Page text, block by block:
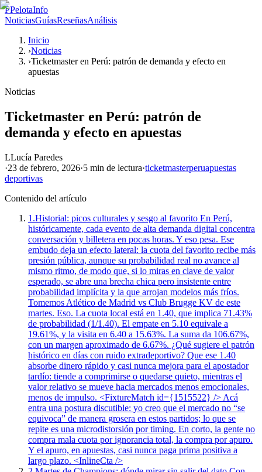
PPelotaInfo
NoticiasGuíasReseñasAnálisis
Inicio
›Noticias
›Ticketmaster en Perú: patrón de demanda y efecto en
apuestas
Noticias
Ticketmaster en Perú: patrón de
demanda y efecto en apuestas
LLucía Paredes
·23 de febrero, 2026·5 min de lectura·ticketmasterperuapuestas
deportivas
Contenido del artículo
1.Historial: picos culturales y sesgo al favorito En Perú,
históricamente, cada evento de alta demanda digital concentra
conversación y billetera en pocas horas. Y eso pesa. Ese
embudo deja un efecto lateral: la cuota del favorito recibe más
presión pública, aunque su probabilidad real no avance al
mismo ritmo, de modo que, si lo miras en clave de valor
esperado, se abre una brecha chica pero insistente entre
probabilidad implícita y la que arrojan modelos más fríos.
Tomemos Atlético de Madrid vs Club Brugge KV de este
martes. Eso. La cuota local está en 1.40, que implica 71.43%
de probabilidad (1/1.40). El empate en 5.10 equivale a
19.61%, y la visita en 6.40 a 15.63%. La suma da 106.67%,
con un margen aproximado de 6.67%. ¿Qué sugiere el patrón
histórico en días con ruido extradeportivo? Que ese 1.40
absorbe dinero rápido y casi nunca mejora para el apostador
tardío: tiende a comprimirse o quedarse quieto, mientras el
valor relativo se mueve hacia mercados menos emocionales,
menos de impulso. <FixtureMatch id={1515522} /> Acá
entra una postura discutible: yo creo que el mercado no “se
equivoca” de manera grosera en estos partidos; lo que se
repite es una microdistorsión por timing. En corto, la gente no
compra mala cuota por ignorancia total, la compra por apuro.
Y el apuro, en apuestas, casi nunca paga prima positiva a
largo plazo. <InlineCta />